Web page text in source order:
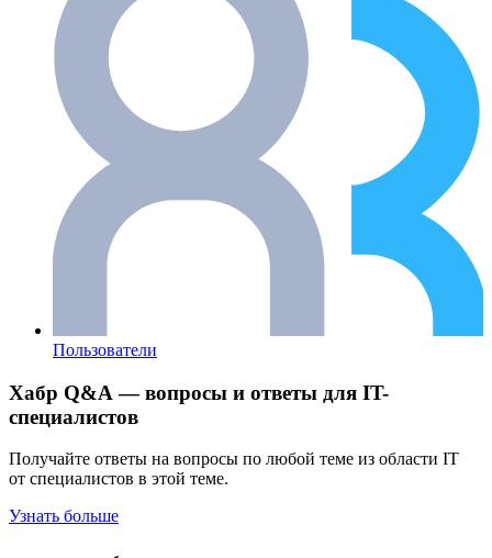
Пользователи
Хабр Q&A — вопросы и ответы для IT-
специалистов
Получайте ответы на вопросы по любой теме из области IT
от специалистов в этой теме.
Узнать больше